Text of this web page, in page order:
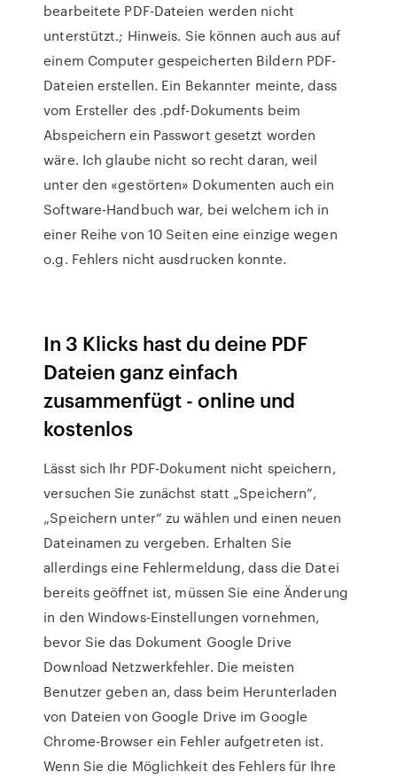
bearbeitete PDF-Dateien werden nicht
unterstützt.; Hinweis. Sie können auch aus auf
einem Computer gespeicherten Bildern PDF-
Dateien erstellen. Ein Bekannter meinte, dass
vom Ersteller des .pdf-Dokuments beim
Abspeichern ein Passwort gesetzt worden
wäre. Ich glaube nicht so recht daran, weil
unter den «gestörten» Dokumenten auch ein
Software-Handbuch war, bei welchem ich in
einer Reihe von 10 Seiten eine einzige wegen
o.g. Fehlers nicht ausdrucken konnte.
In 3 Klicks hast du deine PDF
Dateien ganz einfach
zusammenfügt - online und
kostenlos
Lässt sich Ihr PDF-Dokument nicht speichern,
versuchen Sie zunächst statt „Speichern“,
„Speichern unter“ zu wählen und einen neuen
Dateinamen zu vergeben. Erhalten Sie
allerdings eine Fehlermeldung, dass die Datei
bereits geöffnet ist, müssen Sie eine Änderung
in den Windows-Einstellungen vornehmen,
bevor Sie das Dokument Google Drive
Download Netzwerkfehler. Die meisten
Benutzer geben an, dass beim Herunterladen
von Dateien von Google Drive im Google
Chrome-Browser ein Fehler aufgetreten ist.
Wenn Sie die Möglichkeit des Fehlers für Ihre